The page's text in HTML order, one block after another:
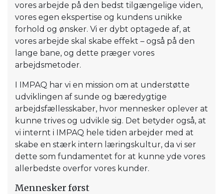
vores arbejde på den bedst tilgængelige viden,
vores egen ekspertise og kundens unikke
forhold og ønsker. Vi er dybt optagede af, at
vores arbejde skal skabe effekt – også på den
lange bane, og dette præger vores
arbejdsmetoder.
I IMPAQ har vi en mission om at understøtte
udviklingen af sunde og bæredygtige
arbejdsfællesskaber, hvor mennesker oplever at
kunne trives og udvikle sig. Det betyder også, at
vi internt i IMPAQ hele tiden arbejder med at
skabe en stærk intern læringskultur, da vi ser
dette som fundamentet for at kunne yde vores
allerbedste overfor vores kunder.
Mennesker først